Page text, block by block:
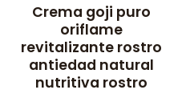
Crema goji puro
oriflame
revitalizante rostro
antiedad natural
nutritiva rostro